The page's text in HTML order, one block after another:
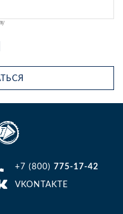
+7 (800) 775-17-42
VKONTAKTE